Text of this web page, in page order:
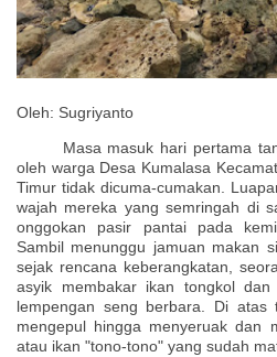
Oleh: Sugriyanto
Masa masuk hari pertama
oleh warga Desa Kumalasa
Timur tidak dicuma-cumakan.
wajah mereka yang semringah di
onggokan pasir pantai pada
Sambil menunggu jamuan makan
sejak rencana keberangkatan,
asyik membakar ikan tongkol
lempengan seng berbara. Di atas
mengepul hingga menyeruak dan
atau ikan "tono-tono" yang sudah